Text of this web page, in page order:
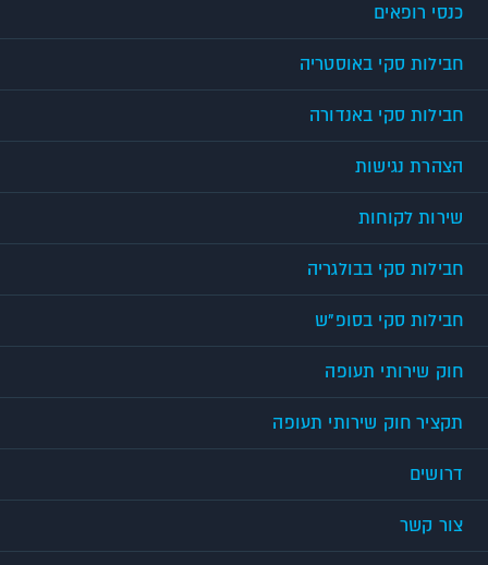
כנסי רופאים
חבילות סקי באוסטריה
חבילות סקי באנדורה
הצהרת נגישות
שירות לקוחות
חבילות סקי בבולגריה
חבילות סקי בסופ"ש
חוק שירותי תעופה
תקציר חוק שירותי תעופה
דרושים
צור קשר